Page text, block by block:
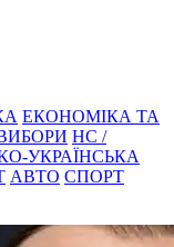
ЕКОНОМІКА ТА
НС /
УКРАЇНСЬКА
АВТО СПОРТ